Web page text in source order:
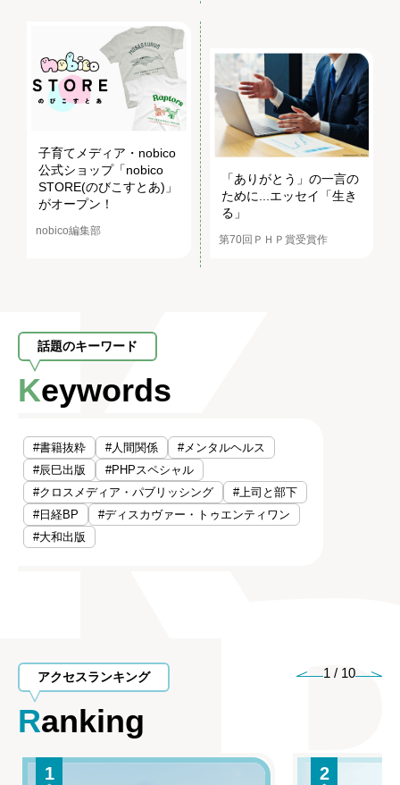
子育てメディア・nobico
公式ショップ「nobico
STORE(のびこすとあ)」
がオープン！
nobico編集部
「ありがとう」の一言の
ために...エッセイ「生き
る」
第70回ＰＨＰ賞受賞作
話題のキーワード
Keywords
#書籍抜粋 #人間関係
#メンタルヘルス
#辰巳出版
#PHPスペシャル
#クロスメディア・パブリッシング
#上司と部下
#日経BP
#ディスカヴァー・トゥエンティワン
#大和出版
アクセスランキング
Ranking
1 / 10
1 2